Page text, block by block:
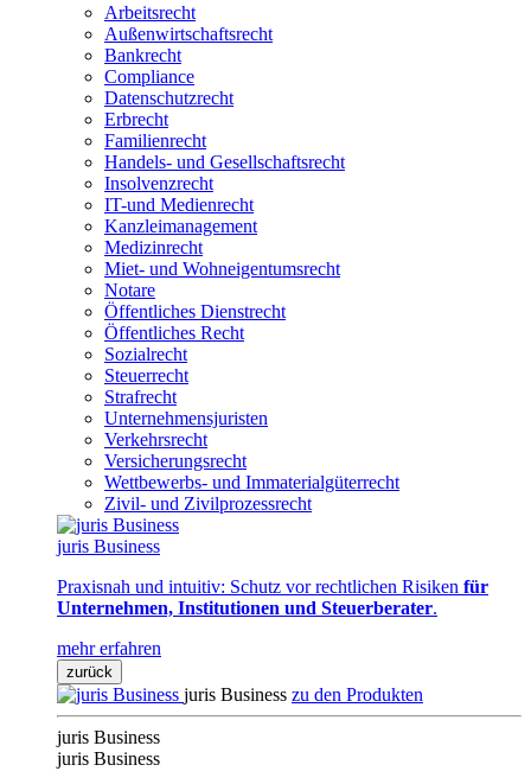
Arbeitsrecht
Außenwirtschaftsrecht
Bankrecht
Compliance
Datenschutzrecht
Erbrecht
Familienrecht
Handels- und Gesellschaftsrecht
Insolvenzrecht
IT-und Medienrecht
Kanzleimanagement
Medizinrecht
Miet- und Wohneigentumsrecht
Notare
Öffentliches Dienstrecht
Öffentliches Recht
Sozialrecht
Steuerrecht
Strafrecht
Unternehmensjuristen
Verkehrsrecht
Versicherungsrecht
Wettbewerbs- und Immaterialgüterrecht
Zivil- und Zivilprozessrecht
juris Business
Praxisnah und intuitiv: Schutz vor rechtlichen Risiken für
Unternehmen, Institutionen und Steuerberater.
mehr erfahren
zurück
juris Business zu den Produkten
juris Business
juris Business